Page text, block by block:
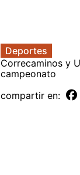
Deportes
Correcaminos y
campeonato
compartir en: